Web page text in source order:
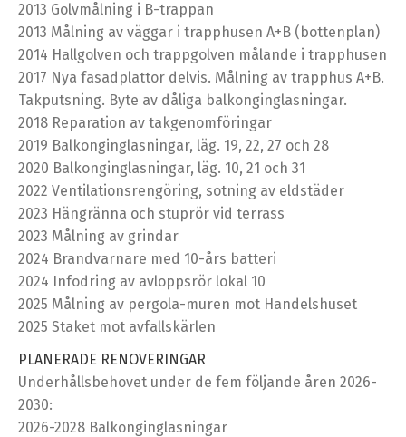
2013 Golvmålning i B-trappan
2013 Målning av väggar i trapphusen A+B (bottenplan)
2014 Hallgolven och trappgolven målande i trapphusen
2017 Nya fasadplattor delvis. Målning av trapphus A+B.
Takputsning. Byte av dåliga balkonginglasningar.
2018 Reparation av takgenomföringar
2019 Balkonginglasningar, läg. 19, 22, 27 och 28
2020 Balkonginglasningar, läg. 10, 21 och 31
2022 Ventilationsrengöring, sotning av eldstäder
2023 Hängränna och stuprör vid terrass
2023 Målning av grindar
2024 Brandvarnare med 10-års batteri
2024 Infodring av avloppsrör lokal 10
2025 Målning av pergola-muren mot Handelshuset
2025 Staket mot avfallskärlen
PLANERADE RENOVERINGAR
Underhållsbehovet under de fem följande åren 2026-
2030:
2026-2028 Balkonginglasningar